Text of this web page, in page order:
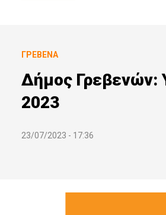
ΓΡΕΒΕΝΆ
Δήμος Γρεβενών:
2023
23/07/2023 - 17:36